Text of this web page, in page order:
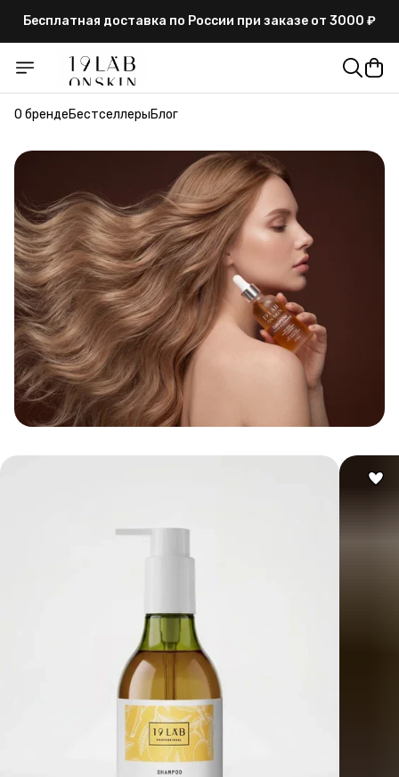
Бесплатная доставка по России при заказе от 3000 ₽
Гарантия высокого качества и сертификаты на
продукцию
Бесплатная доставка по России при заказе от 3000 ₽
О брендеБестселлерыБлог